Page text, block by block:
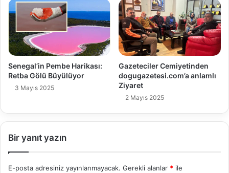
Senegal’in Pembe Harikası:
Retba Gölü Büyülüyor
3 Mayıs 2025
Gazeteciler Cemiyetinden
dogugazetesi.com’a anlamlı
Ziyaret
2 Mayıs 2025
Bir yanıt yazın
E-posta adresiniz yayınlanmayacak. Gerekli alanlar * ile